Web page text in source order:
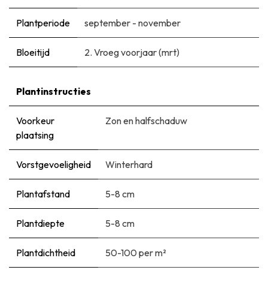
Plantperiode september - november
Bloeitijd 2. Vroeg voorjaar (mrt)
Plantinstructies
Voorkeur
plaatsing
Zon en halfschaduw
Vorstgevoeligheid Winterhard
Plantafstand 5-8 cm
Plantdiepte 5-8 cm
Plantdichtheid 50-100 per m²